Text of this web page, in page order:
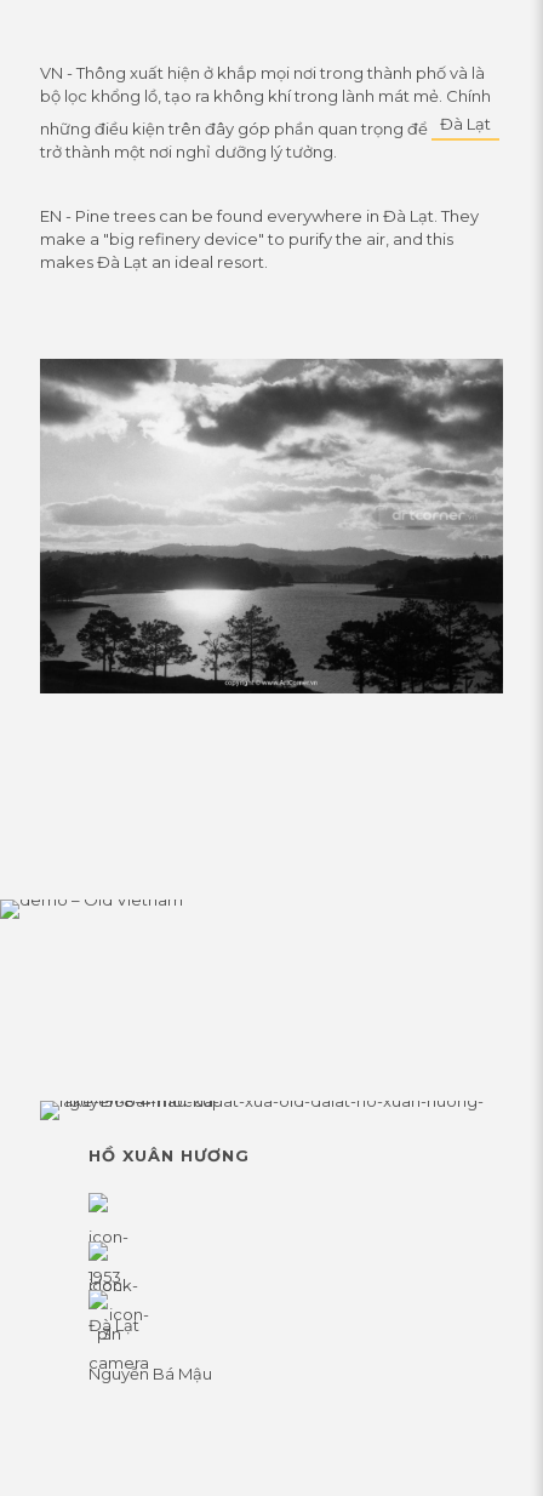
VN - Thông xuất hiện ở khắp mọi nơi trong thành phố và là
bộ lọc khổng lồ, tạo ra không khí trong lành mát mẻ. Chính
những điều kiện trên đây góp phần quan trọng để
Đà Lạt
trở thành một nơi nghỉ dưỡng lý tưởng.
EN - Pine trees can be found everywhere in Đà Lạt. They
make a "big refinery device" to purify the air, and this
makes Đà Lạt an ideal resort.
HỒ XUÂN HƯƠNG
1953
Đà Lạt
Nguyễn Bá Mậu